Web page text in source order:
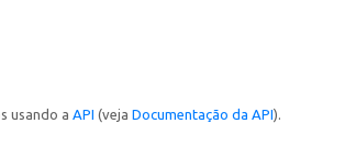
usando a API (veja Documentação da API).